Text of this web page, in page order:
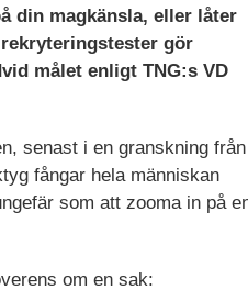
din magkänsla, eller låter
gör
målet enligt TNG:s VD
senast i en granskning från
fångar hela människan
som att zooma in på
om en sak: